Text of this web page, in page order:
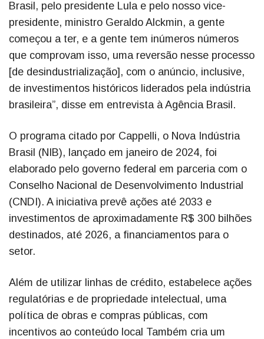
Brasil, pelo presidente Lula e pelo nosso vice-
presidente, ministro Geraldo Alckmin, a gente
começou a ter, e a gente tem inúmeros números
que comprovam isso, uma reversão nesse processo
[de desindustrialização], com o anúncio, inclusive,
de investimentos históricos liderados pela indústria
brasileira”, disse em entrevista à Agência Brasil.
O programa citado por Cappelli, o Nova Indústria
Brasil (NIB), lançado em janeiro de 2024, foi
elaborado pelo governo federal em parceria com o
Conselho Nacional de Desenvolvimento Industrial
(CNDI). A iniciativa prevê ações até 2033 e
investimentos de aproximadamente R$ 300 bilhões
destinados, até 2026, a financiamentos para o
setor.
Além de utilizar linhas de crédito, estabelece ações
regulatórias e de propriedade intelectual, uma
política de obras e compras públicas, com
incentivos ao conteúdo local Também cria um